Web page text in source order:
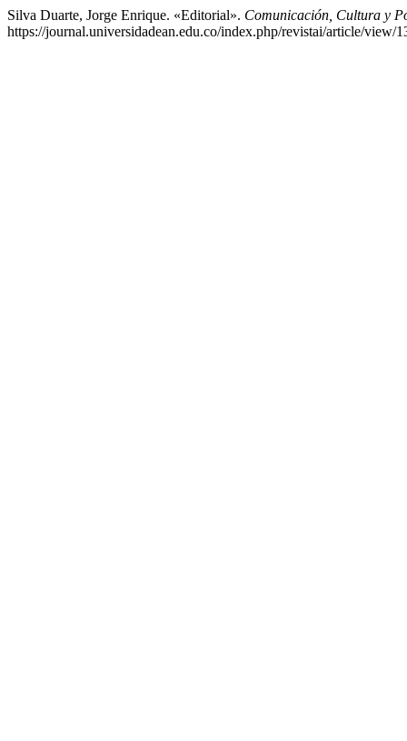
Silva Duarte, Jorge Enrique. «Editorial». Comunicación, Cultura y
https://journal.universidadean.edu.co/index.php/revistai/article/view/